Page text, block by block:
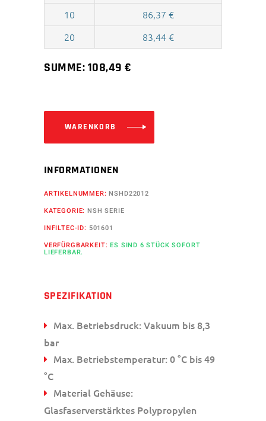
10
86,37 €
20
83,44€
SUMME:108,49 €
WARENKORB
INFORMATIONEN
ARTIKELNUMMER:NSHD22012
KATEGORIE:NSH SERIE
INFILTEC-ID: 501601
VERFÜRGBARKEIT:ES SIND 6 STÜCK SOFORT
LIEFERBAR.
SPEZIFIKATION
Max. Betriebsdruck: Vakuum bis 8,3
bar
Max. Betriebstemperatur: 0 °C bis 49
°C
Material Gehäuse:
Glasfaserverstärktes Polypropylen